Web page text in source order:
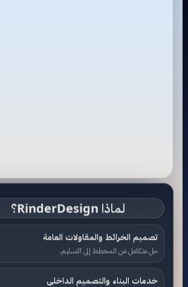
لماذا RinderDesign؟
تصميم الخرائط والمقاولات العامة
حل متكامل من المخطط إلى التسليم.
خدمات البناء والتصميم الداخلى